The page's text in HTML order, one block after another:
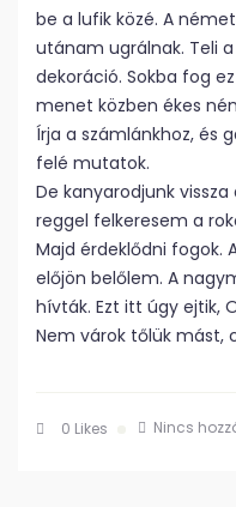
be a lufik közé. A
utánam ugrálnak. Teli
dekoráció. Sokba fog
menet közben ékes
Írja a számlánkhoz, és
felé mutatok.
De kanyarodjunk
reggel felkeresem a
Majd érdeklődni fogok.
előjön belőlem. A
hívták. Ezt itt úgy ejtik,
Nem várok tőlük mást,
0 Likes Nincs